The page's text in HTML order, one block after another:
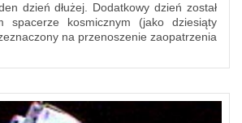
dzień dłużej. Dodatkowy dzień został
spacerze kosmicznym (jako dziesiąty
na przenoszenie zaopatrzenia